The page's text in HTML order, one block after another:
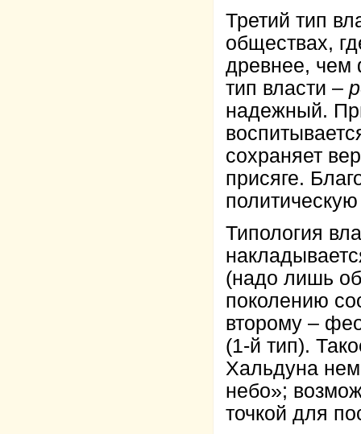
Третий тип
обществах,
древнее, чем
тип власти –
надежный.
сохраняет
присяге.
Типология
(надо лишь
поколению
второму –
(1-й тип).
Хальдуна
небо»;
точкой для